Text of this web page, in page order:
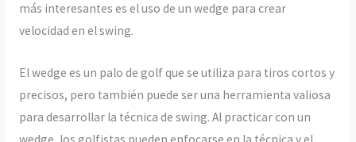
más interesantes es el uso de un wedge para crear
velocidad en el swing.
El wedge es un palo de golf que se utiliza para tiros cortos y
precisos, pero también puede ser una herramienta valiosa
para desarrollar la técnica de swing. Al practicar con un